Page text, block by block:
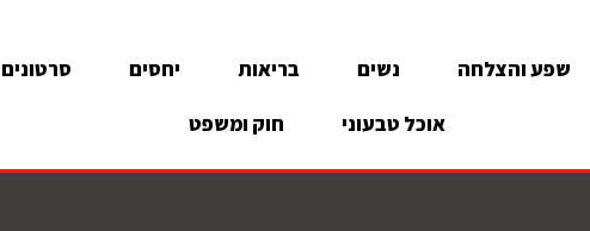
שפע והצלחה נשים בריאות יחסים סרטונים
אוכל טבעוני חוק ומשפט